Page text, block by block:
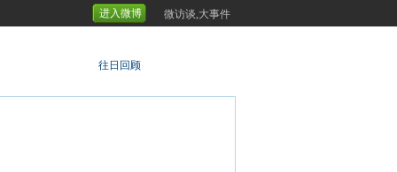
进入微博 微访谈,大事件
往日回顾